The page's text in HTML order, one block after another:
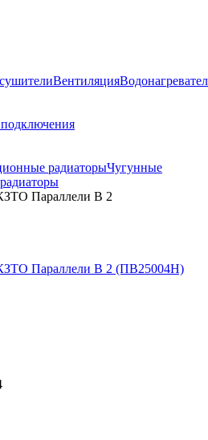
Вентиляция
радиаторыЧугунные
Параллели B 2